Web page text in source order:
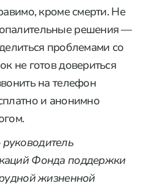
кроме смерти. Не
решения —
проблемами со
не готов довериться
на телефон
и анонимно
руководитель
Фонда поддержки
жизненной